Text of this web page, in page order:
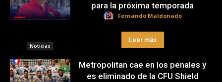
Noticias
para la próxima temporada
Fernando Maldonado
Leer más
Metropolitan cae en los penales y
es eliminado de la CFU Shield